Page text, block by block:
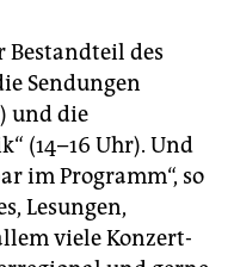
Bestandteil des
Sendungen
und die
(14–16 Uhr). Und
im Programm“, so
Lesungen,
viele Konzert­